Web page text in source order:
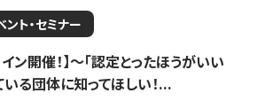
ント・セミナー
イン開催！】〜「認定とったほうがいい
いる団体に知ってほしい！...